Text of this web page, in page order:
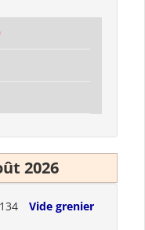
2026
Vide grenier